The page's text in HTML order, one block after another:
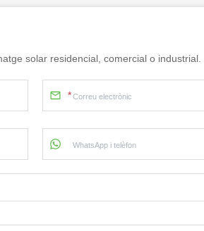
solar residencial, comercial o industrial.